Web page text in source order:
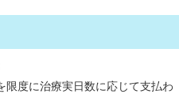
限度に治療実日数に応じて支払わ